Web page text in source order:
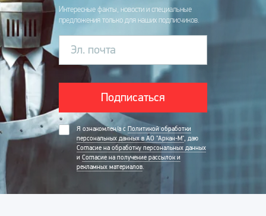
Интересные факты, новости и специальные
предложения только для наших подписчиков.
Эл. почта
Подписаться
Я ознакомлен/а с Политикой обработки
персональных данных в АО "Аркан-М", даю
Согласие на обработку персональных данных
и Согласие на получение рассылок и
рекламных материалов.